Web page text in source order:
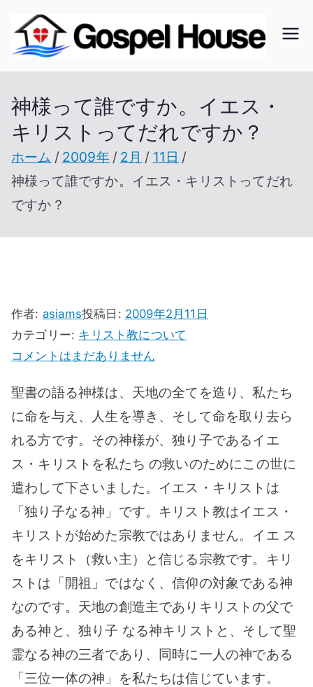
を
キ
ッ
プ
ス
ル
ハ
地で
を進
神様って誰ですか。イエス・
キリストってだれですか？
ホーム 2009年 2月
11日
神様って誰ですか。イエス・キリストってだれ
ですか？
作者: asiams投稿日: 2009年2月11日
カテゴリー: キリスト教について
神
っ
て
誰
で
す
か。
エ
ス・
キ
リ
ス
ト
っ
コメントはまだありません
聖書の語る神様は、天地の全てを造り、私たち
に命を与え、人生を導き、そして命を取り去ら
れる方です。その神様が、独り子であるイエ
ス・キリストを私たち の救いのためにこの世に
遣わして下さいました。イエス・キリストは
「独り子なる神」です。キリスト教はイエス・
キリストが始めた宗教ではありません。イエ ス
をキリスト（救い主）と信じる宗教です。キリ
ストは「開祖」ではなく、信仰の対象である神
なのです。天地の創造主でありキリストの父で
ある神と、独り子 なる神キリストと、そして聖
霊なる神の三者であり、同時に一人の神である
「三位一体の神」を私たちは信じています。